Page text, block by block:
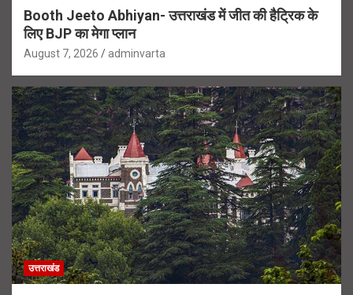
Booth Jeeto Abhiyan- उत्तराखंड में जीत की हैट्रिक के
लिए BJP का मेगा प्लान
August 7, 2026 adminvarta
उत्तराखंड